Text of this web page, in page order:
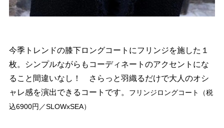
今季トレンドの膝下ロングコートにフリンジを施した１
枚。シンプルながらもコーディネートのアクセントにな
ること間違いなし！ さらっと羽織るだけで大人のオシ
ャレ感を演出できるコートです。 フリンジロングコート（税
込6900円／SLOWxSEA）